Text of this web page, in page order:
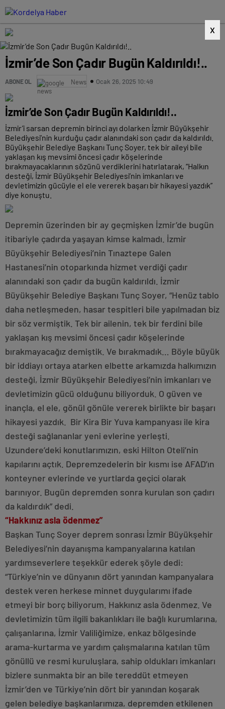
X
İzmir’de Son Çadır Bugün Kaldırıldı!..
ABONE OL News Ocak 26, 2025 10:49
İzmir’de Son Çadır Bugün Kaldırıldı!..
İzmir’i sarsan depremin birinci ayı dolarken İzmir Büyükşehir
Belediyesi’nin kurduğu çadır alanındaki son çadır da kaldırıldı.
Büyükşehir Belediye Başkanı Tunç Soyer, tek bir aileyi bile
yaklaşan kış mevsimi öncesi çadır köşelerinde
bırakmayacaklarının sözünü verdiklerini hatırlatarak, “Halkın
desteği, İzmir Büyükşehir Belediyesi’nin imkanları ve
devletimizin gücüyle el ele vererek başarı bir hikayesi yazdık”
diye konuştu.
Depremin üzerinden bir ay geçmişken İzmir’de bugün
itibariyle çadırda yaşayan kimse kalmadı. İzmir
Büyükşehir Belediyesi’nin Tınaztepe Galen
Hastanesi’nin otoparkında hizmet verdiği çadır
alanındaki son çadır da bugün kaldırıldı. İzmir
Büyükşehir Belediye Başkanı Tunç Soyer, “Henüz tablo
daha netleşmeden, hasar tespitleri bile yapılmadan biz
bir söz vermiştik. Tek bir ailenin, tek bir ferdini bile
yaklaşan kış mevsimi öncesi çadır köşelerinde
bırakmayacağız demiştik. Ve bırakmadık… Böyle büyük
bir iddiayı ortaya atarken elbette arkamızda halkımızın
desteği, İzmir Büyükşehir Belediyesi’nin imkanları ve
devletimizin gücü olduğunu biliyorduk. O güven ve
inançla, el ele, gönül gönüle vererek birlikte bir başarı
hikayesi yazdık. Bir Kira Bir Yuva kampanyası ile kira
desteği sağlananlar yeni evlerine yerleşti.
Uzundere’deki konutlarımızın, eski Hilton Oteli’nin
kapılarını açtık. Depremzedelerin bir kısmı ise AFAD’ın
konteyner evlerinde ve yurtlarda geçici olarak
barınıyor. Bugün depremden sonra kurulan son çadırı
da kaldırdık” dedi.
“Hakkınız asla ödenmez”
Başkan Tunç Soyer deprem sonrası İzmir Büyükşehir
Belediyesi’nin dayanışma kampanyalarına katılan
yardımseverlere teşekkür ederek şöyle dedi:
“Türkiye’nin ve dünyanın dört yanından kampanyalara
destek veren herkese minnet duygularımı ifade
etmeyi bir borç biliyorum. Hakkınız asla ödenmez. Ve
devletimizin tüm ilgili bakanlıkları ile bağlı kurumlarına,
çalışanlarına, İzmir Valiliğimize, enkaz bölgesinde
arama-kurtarma ve yardım çalışmalarına katılan tüm
gönüllü ve resmi kuruluşlara, sahip oldukları imkanları
bizlere sunmakta bir an bile tereddüt etmeyen
İzmir’den ve Türkiye’nin dört bir yanından koşarak
gelen belediye başkanlarımıza, depremden etkilenen